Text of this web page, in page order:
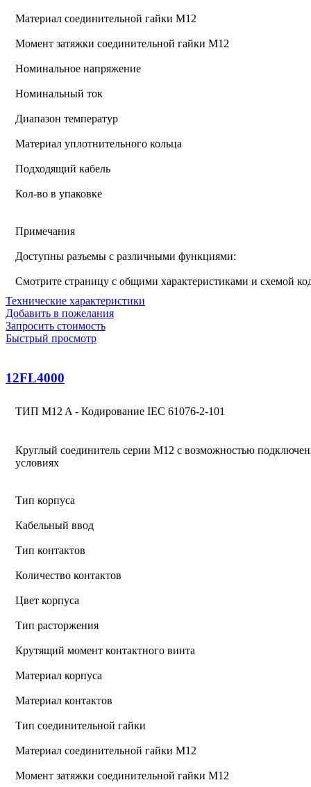
Материал соединительной гайки M12
Момент затяжки соединительной гайки M12
Номинальное напряжение
Номинальный ток
Диапазон температур
Материал уплотнительного кольца
Подходящий кабель
Кол-во в упаковке
Примечания
Доступны разъемы с различными функциями:
Смотрите страницу с общими характеристиками и схемой
Технические характеристики
Добавить в пожелания
Запросить стоимость
Быстрый просмотр
12FL4000
ТИП M12 A - Кодирование IEC 61076-2-101
Круглый соединитель серии M12 с возможностью
условиях
Тип корпуса
Кабельный ввод
Тип контактов
Количество контактов
Цвет корпуса
Тип расторжения
Крутящий момент контактного винта
Материал корпуса
Материал контактов
Тип соединительной гайки
Материал соединительной гайки M12
Момент затяжки соединительной гайки M12